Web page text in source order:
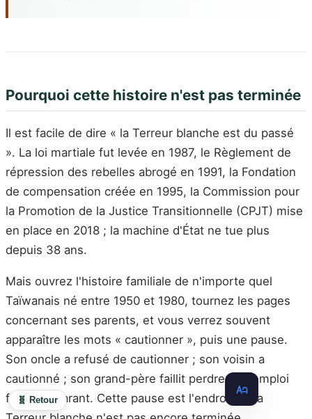
Pourquoi cette histoire n'est pas terminée
Il est facile de dire « la Terreur blanche est du passé
». La loi martiale fut levée en 1987, le Règlement de
répression des rebelles abrogé en 1991, la Fondation
de compensation créée en 1995, la Commission pour
la Promotion de la Justice Transitionnelle (CPJT) mise
en place en 2018 ; la machine d'État ne tue plus
depuis 38 ans.
Mais ouvrez l'histoire familiale de n'importe quel
Taïwanais né entre 1950 et 1980, tournez les pages
concernant ses parents, et vous verrez souvent
apparaître les mots « cautionner », puis une pause.
Son oncle a refusé de cautionner ; son voisin a
cautionné ; son grand-père faillit perdre son emploi
faute de garant. Cette pause est l'endroit où la
🧬 Retour